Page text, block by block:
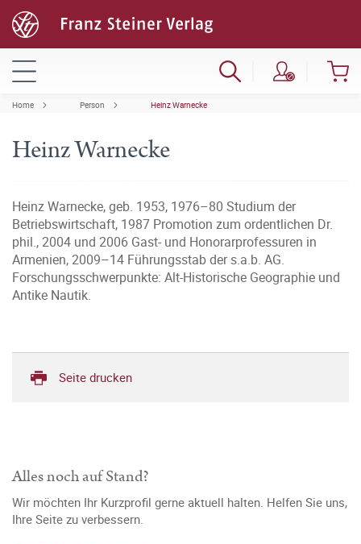
Home Person Heinz Warnecke
Heinz Warnecke
Heinz Warnecke, geb. 1953, 1976–80 Studium der
Betriebswirtschaft, 1987 Promotion zum ordentlichen Dr.
phil., 2004 und 2006 Gast- und Honorarprofessuren in
Armenien, 2009–14 Führungsstab der s.a.b. AG.
Forschungsschwerpunkte: Alt-Historische Geographie und
Antike Nautik.
Seite drucken
Alles noch auf Stand?
Wir möchten Ihr Kurzprofil gerne aktuell halten. Helfen Sie uns,
Ihre Seite zu verbessern.